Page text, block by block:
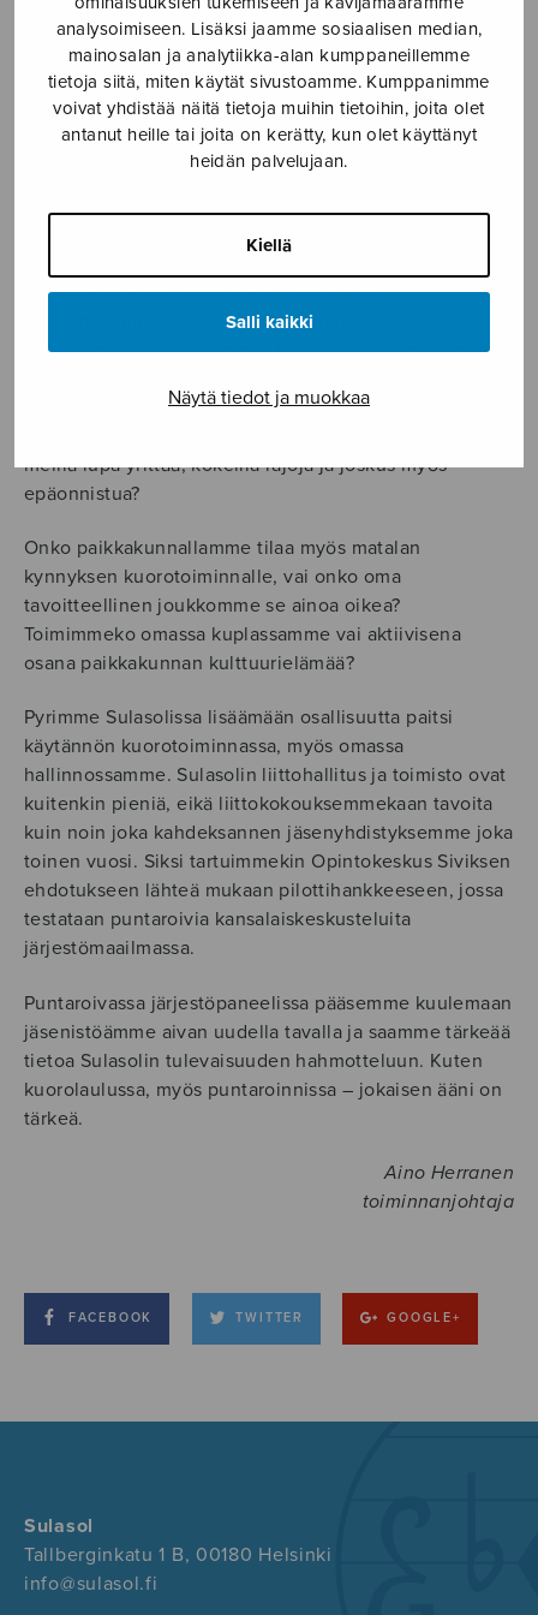
analysoimiseen. Lisäksi jaamme sosiaalisen median,
mainosalan ja analytiikka-alan kumppaneillemme
tietoja siitä, miten käytät sivustoamme. Kumppanimme
voivat yhdistää näitä tietoja muihin tietoihin, joita olet
antanut heille tai joita on kerätty, kun olet käyttänyt
heidän palvelujaan.
Kiellä
Salli kaikki
Näytä tiedot ja muokkaa
nosteessa.
Kaikki kuorot eivät ole jokaiselle, mutta jokaiselle on
se oma kuoro. Tarina myyttisistä lauluihmisistä, joiden
yksinoikeus kuorolaulu on, elää kuitenkin vahvana.
Kynnys lähteä mukaan toisilleen entuudestaan tuttuun
olemme monella tavalla suojattomia ja alttiita myös
On hyvä pysähtyä pohtimaan, luommeko
toiminnallamme osallisuutta vai erillisyyttä.
Haluammeko säilyttää oman tiiviin kaveriporukkamme,
uutta laulajaa tuetaan kuoron käytänteiden ja usein
meillä lupa yrittää, kokeilla rajoja ja joskus myös
epäonnistua?
Onko paikkakunnallamme tilaa myös matalan
kynnyksen kuorotoiminnalle, vai onko oma
tavoitteellinen joukkomme se ainoa oikea?
Toimimmeko omassa kuplassamme vai aktiivisena
osana paikkakunnan kulttuurielämää?
Pyrimme Sulasolissa lisäämään osallisuutta paitsi
käytännön kuorotoiminnassa, myös omassa
hallinnossamme. Sulasolin liittohallitus ja toimisto ovat
kuitenkin pieniä, eikä liittokokouksemmekaan tavoita
kuin noin joka kahdeksannen jäsenyhdistyksemme joka
toinen vuosi. Siksi tartuimmekin Opintokeskus Siviksen
ehdotukseen lähteä mukaan pilottihankkeeseen, jossa
testataan puntaroivia kansalaiskeskusteluita
järjestömaailmassa.
Puntaroivassa järjestöpaneelissa pääsemme kuulemaan
jäsenistöämme aivan uudella tavalla ja saamme tärkeää
tietoa Sulasolin tulevaisuuden hahmotteluun. Kuten
kuorolaulussa, myös puntaroinnissa – jokaisen ääni on
tärkeä.
Aino Herranen
toiminnanjohtaja
FACEBOOK TWITTER GOOGLE+
Sulasol
Tallberginkatu 1 B, 00180 Helsinki
info@sulasol.fi